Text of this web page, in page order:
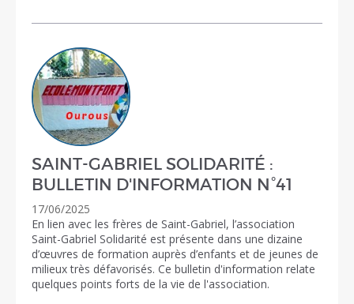
SAINT-GABRIEL SOLIDARITÉ :
BULLETIN D'INFORMATION N°41
17/06/2025
En lien avec les frères de Saint-Gabriel, l’association
Saint-Gabriel Solidarité est présente dans une dizaine
d’œuvres de formation auprès d’enfants et de jeunes de
milieux très défavorisés. Ce bulletin d'information relate
quelques points forts de la vie de l'association.